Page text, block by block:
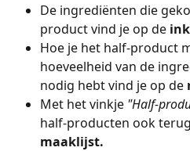
De ingrediënten die
product vind je op de
Hoe je het half-product
hoeveelheid van de
nodig hebt vind je op de
Met het vinkje "Half-
half-producten ook
maaklijst.